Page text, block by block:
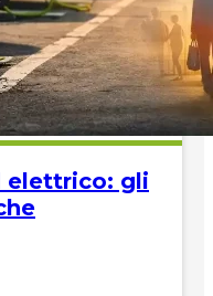
elettrico: gli